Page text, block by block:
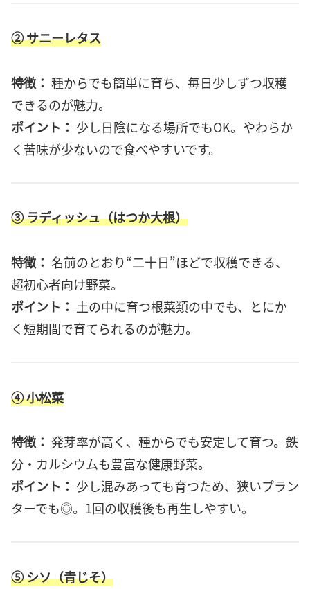
② サニーレタス
特徴： 種からでも簡単に育ち、毎日少しずつ収穫
できるのが魅力。
ポイント： 少し日陰になる場所でもOK。やわらか
く苦味が少ないので食べやすいです。
③ ラディッシュ（はつか大根）
特徴： 名前のとおり“二十日”ほどで収穫できる、
超初心者向け野菜。
ポイント： 土の中に育つ根菜類の中でも、とにか
く短期間で育てられるのが魅力。
④ 小松菜
特徴： 発芽率が高く、種からでも安定して育つ。鉄
分・カルシウムも豊富な健康野菜。
ポイント： 少し混みあっても育つため、狭いプラン
ターでも◎。1回の収穫後も再生しやすい。
⑤ シソ（青じそ）